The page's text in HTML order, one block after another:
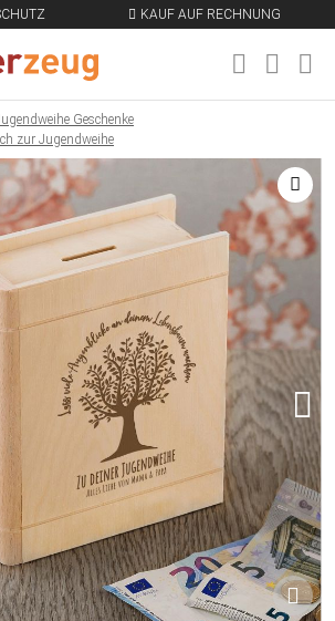
KAUF AUF RECHNUNG
Geschenke
zur Jugendweihe